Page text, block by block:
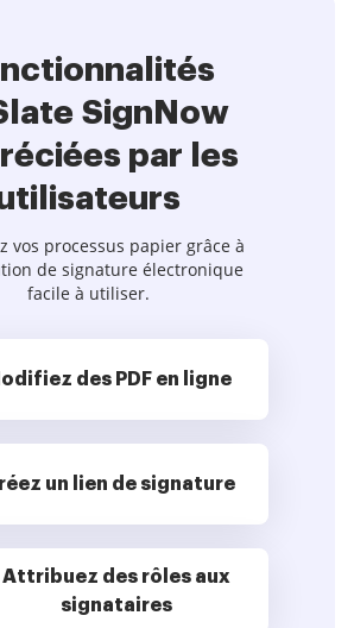
SignNow
par les
vos processus papier grâce à
de signature électronique
facile à utiliser.
des PDF en ligne
un lien de signature
Attribuez des rôles aux
signataires